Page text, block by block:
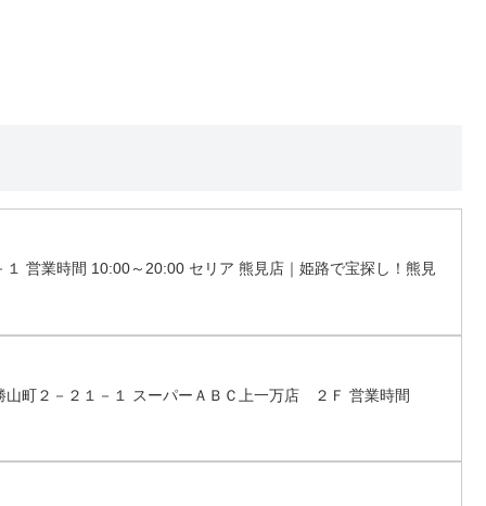
営業時間 10:00～20:00 セリア 熊見店｜姫路で宝探し！熊見
町２－２１－１ スーパーＡＢＣ上一万店 ２Ｆ 営業時間